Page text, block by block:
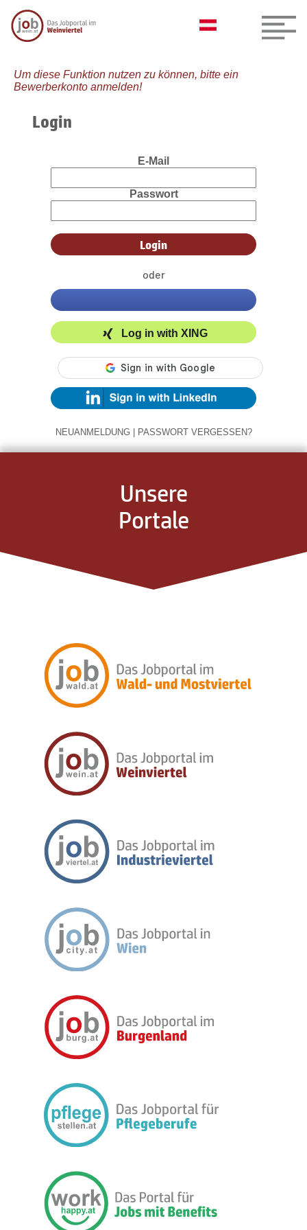
Um diese Funktion nutzen zu können, bitte ein
Bewerberkonto anmelden!
Login
E-Mail
Passwort
oder
Log in with XING
NEUANMELDUNG | PASSWORT VERGESSEN?
Unsere
Portale